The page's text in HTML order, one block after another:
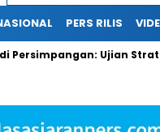
PERS RILIS
Ujian Strategi